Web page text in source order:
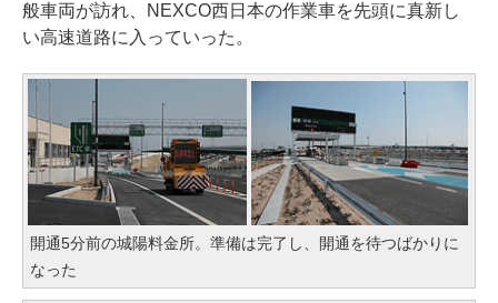
般車両が訪れ、NEXCO西日本の作業車を先頭に真新し
い高速道路に入っていった。
開通5分前の城陽料金所。準備は完了し、開通を待つばかりに
なった